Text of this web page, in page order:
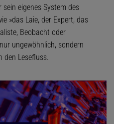
eigenes System des
»das Laie, der Expert, das
Beobacht oder
ungewöhnlich, sondern
den Lesefluss.